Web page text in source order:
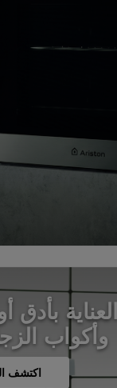
العناية بأدق
وأكواب
اكتشف